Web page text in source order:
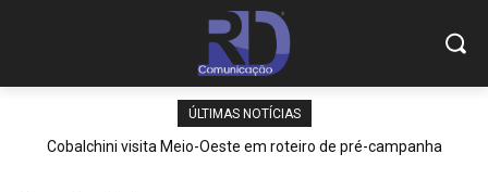
ÚLTIMAS NOTÍCIAS
Cobalchini visita Meio-Oeste em roteiro de pré-campanha